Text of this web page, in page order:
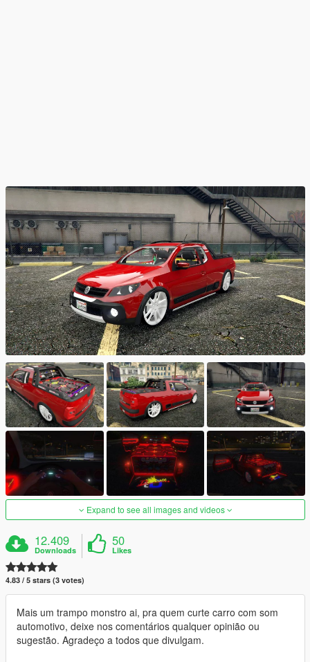
Expand to see all images and videos
12.409
Downloads
50
Likes
4.83 / 5 stars (3 votes)
Mais um trampo monstro ai, pra quem curte carro com som
automotivo, deixe nos comentários qualquer opinião ou
sugestão. Agradeço a todos que divulgam.